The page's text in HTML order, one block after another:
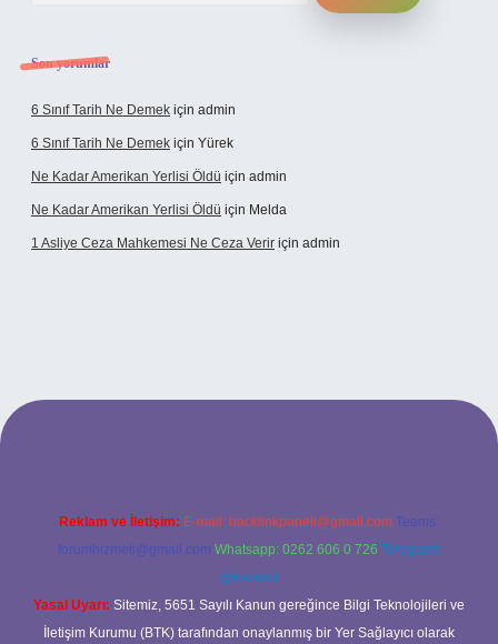
Son yorumlar
6 Sınıf Tarih Ne Demek için admin
6 Sınıf Tarih Ne Demek için Yürek
Ne Kadar Amerikan Yerlisi Öldü için admin
Ne Kadar Amerikan Yerlisi Öldü için Melda
1 Asliye Ceza Mahkemesi Ne Ceza Verir için admin
Reklam ve İletişim: E-mail: backlinkpaneli@gmail.com Teams:
forumhizmeti@gmail.com Whatsapp: 0262 606 0 726 Telegram:
@karabul
Yasal Uyarı: Sitemiz, 5651 Sayılı Kanun gereğince Bilgi Teknolojileri ve
İletişim Kurumu (BTK) tarafından onaylanmış bir Yer Sağlayıcı olarak